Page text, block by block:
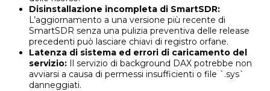
Disinstallazione incompleta di SmartSDR:
L’aggiornamento a una versione più recente di
SmartSDR senza una pulizia preventiva delle release
precedenti può lasciare chiavi di registro orfane.
Latenza di sistema ed errori di caricamento del
servizio: Il servizio di background DAX potrebbe non
avviarsi a causa di permessi insufficienti o file `.sys`
danneggiati.